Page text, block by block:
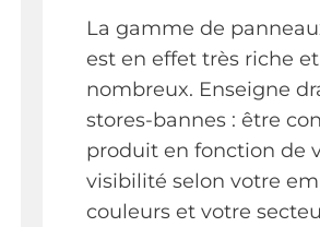
La gamme de
est en effet très riche
nombreux. Enseigne
stores-bannes : être
produit en fonction de
visibilité selon votre
couleurs et votre